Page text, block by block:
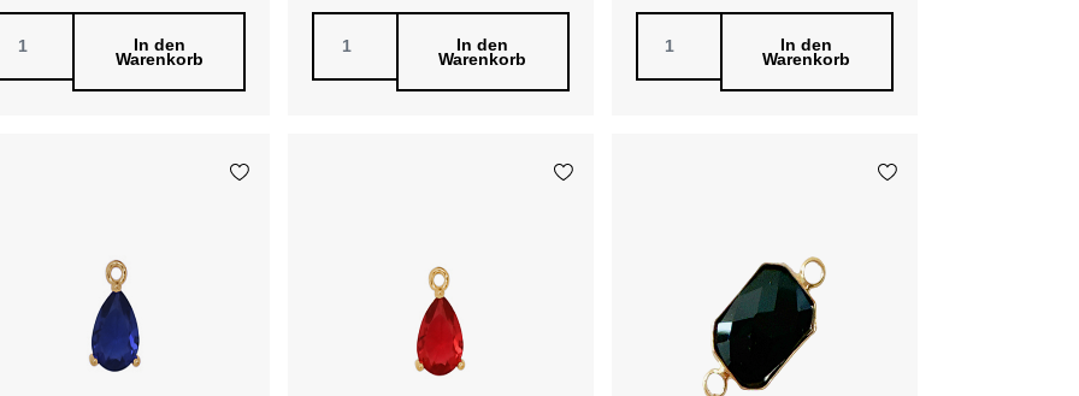
In den
Warenkorb
In den
Warenkorb
In den
Warenkorb